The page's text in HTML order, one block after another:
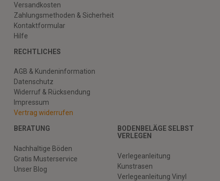
Versandkosten
Zahlungsmethoden & Sicherheit
Kontaktformular
Hilfe
RECHTLICHES
AGB & Kundeninformation
Datenschutz
Widerruf & Rücksendung
Impressum
Vertrag widerrufen
BERATUNG
Nachhaltige Böden
Gratis Musterservice
Unser Blog
BODENBELÄGE SELBST
VERLEGEN
Verlegeanleitung
Kunstrasen
Verlegeanleitung Vinyl